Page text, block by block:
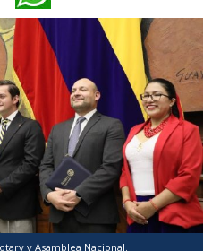
y Asamblea Nacional.